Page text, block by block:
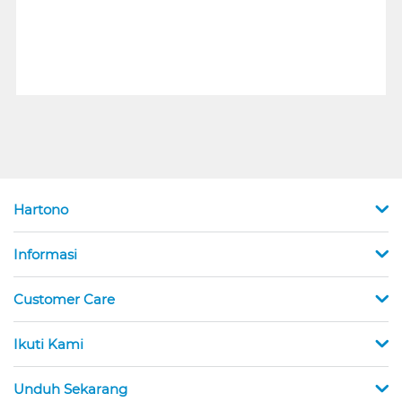
Hartono
Informasi
Customer Care
Ikuti Kami
Unduh Sekarang